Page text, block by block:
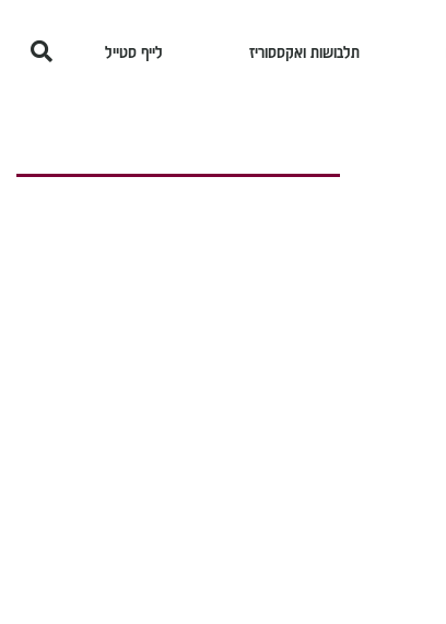
תלבושות ואקססוריז לייף סטייל